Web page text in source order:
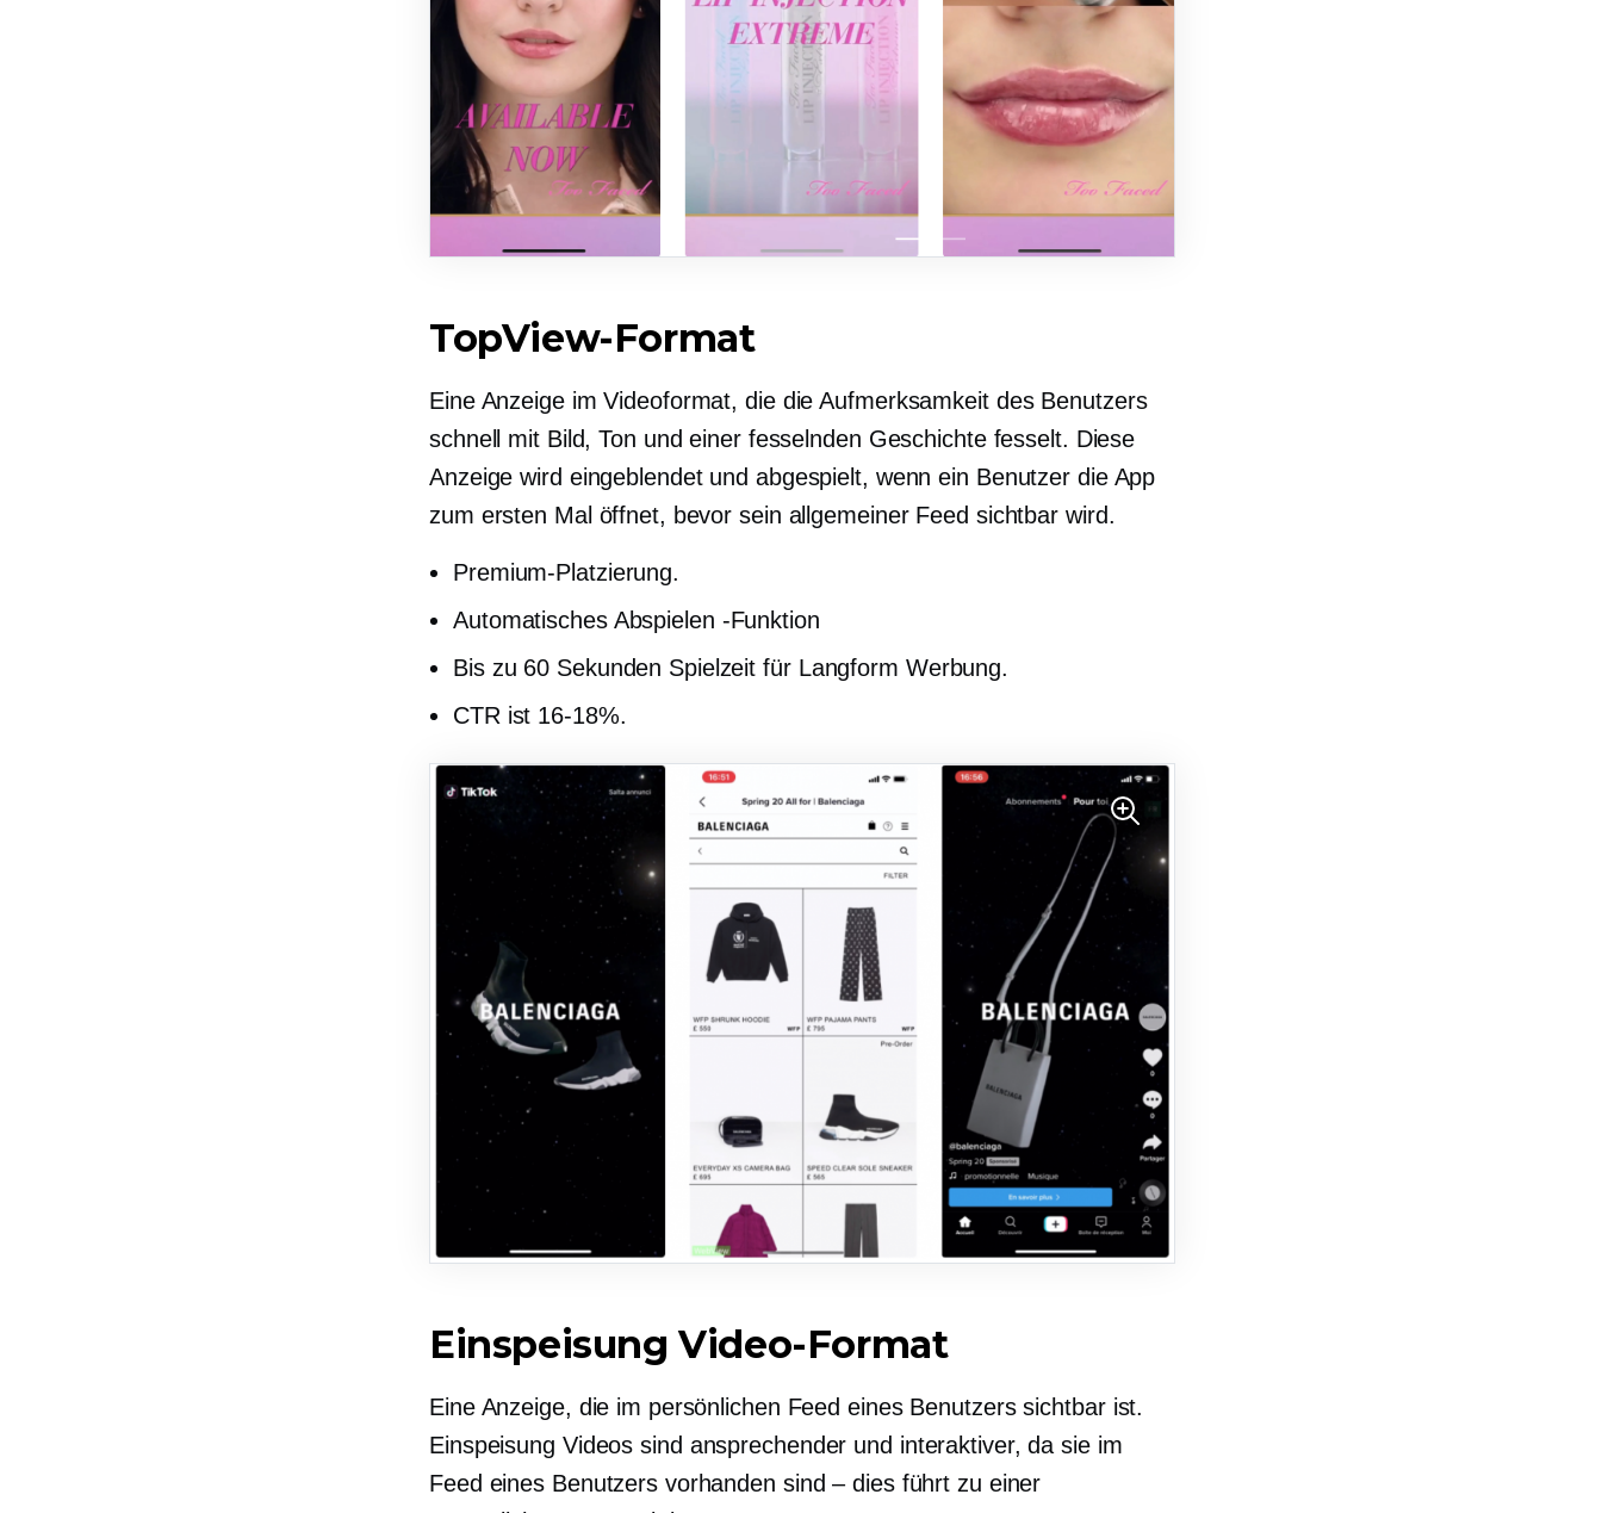
TopView-Format
Eine Anzeige im Videoformat, die die Aufmerksamkeit des Benutzers
schnell mit Bild, Ton und einer fesselnden Geschichte fesselt. Diese
Anzeige wird eingeblendet und abgespielt, wenn ein Benutzer die App
zum ersten Mal öffnet, bevor sein allgemeiner Feed sichtbar wird.
Premium-Platzierung.
Automatisches Abspielen -Funktion
Bis zu 60 Sekunden Spielzeit für Langform Werbung.
CTR ist 16-18%.
Einspeisung Video-Format
Eine Anzeige, die im persönlichen Feed eines Benutzers sichtbar ist.
Einspeisung Videos sind ansprechender und interaktiver, da sie im
Feed eines Benutzers vorhanden sind – dies führt zu einer